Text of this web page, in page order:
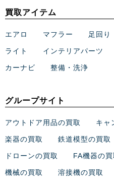
買取アイテム
エアロ マフラー 足回り
ライト インテリアパーツ
カーナビ 整備・洗浄
グループサイト
アウトドア用品の買取 キャ
楽器の買取 鉄道模型の買取
ドローンの買取 FA機器の買
機械の買取 溶接機の買取